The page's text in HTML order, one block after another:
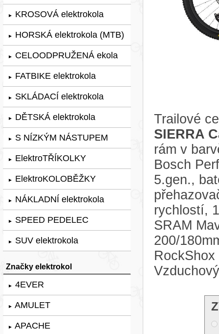
► KROSOVÁ elektrokola
► HORSKÁ elektrokola (MTB)
► CELOODPRUŽENÁ ekola
► FATBIKE elektrokola
► SKLÁDACÍ elektrokola
► DĚTSKÁ elektrokola
► S NÍZKÝM NÁSTUPEM
► ElektroTŘÍKOLKY
► ElektroKOLOBĚŽKY
► NÁKLADNÍ elektrokola
► SPEED PEDELEC
► SUV elektrokola
Značky elektrokol
► 4EVER
► AMULET
► APACHE
Trailové
SIERRA
rám v
Bosch
5.gen.,
rychlostí,
SRAM
200/